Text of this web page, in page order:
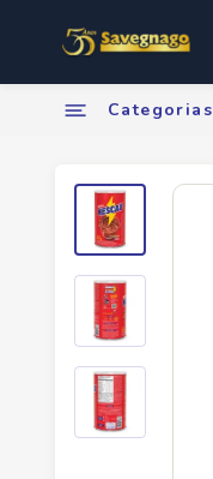
Categorias